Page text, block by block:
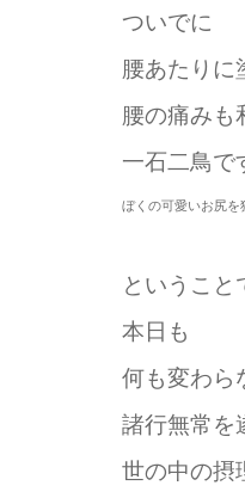
ついでに
腰あたりに
腰の痛みも
一石二鳥で
ぼくの可愛いお尻を
ということ
本日も
何も変わら
諸行無常を
世の中の摂